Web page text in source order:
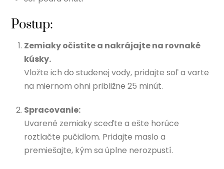
Postup:
Zemiaky očistite a nakrájajte na rovnaké
kúsky.
Vložte ich do studenej vody, pridajte soľ a varte
na miernom ohni približne 25 minút.
Spracovanie:
Uvarené zemiaky sceďte a ešte horúce
roztlačte pučidlom. Pridajte maslo a
premiešajte, kým sa úplne nerozpustí.